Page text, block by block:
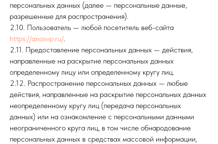
персональных данных (далее — персональные данные,
разрешенные для распространения).
2.10. Пользователь — любой посетитель веб-сайта
https://anosvp.ru/.
2.11. Предоставление персональных данных — действия,
направленные на раскрытие персональных данных
определенному лицу или определенному кругу лиц.
2.12. Распространение персональных данных — любые
действия, направленные на раскрытие персональных данных
неопределенному кругу лиц (передача персональных
данных) или на ознакомление с персональными данными
неограниченного круга лиц, в том числе обнародование
персональных данных в средствах массовой информации,